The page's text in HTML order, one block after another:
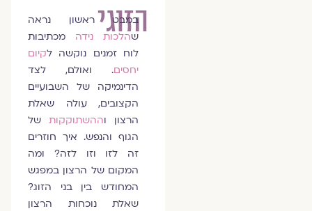
הזוגי
במבט ראשון נראה
שהלכות נידהמכתיבות
לוח זמנים נוקשה ל קיום
יחסים. ואולם, לצד
הדינמיקה של השבועיים
הקצובים, עולה שאלת
הרצון ו
ההשתוקקותשל
הגוף והנפש. איך חוזרים
זה לזו וזו לזה? ומה
המקום של הרצון במפגש
המחודש בין בני הזוג?
שאלת נוכחות הרצון